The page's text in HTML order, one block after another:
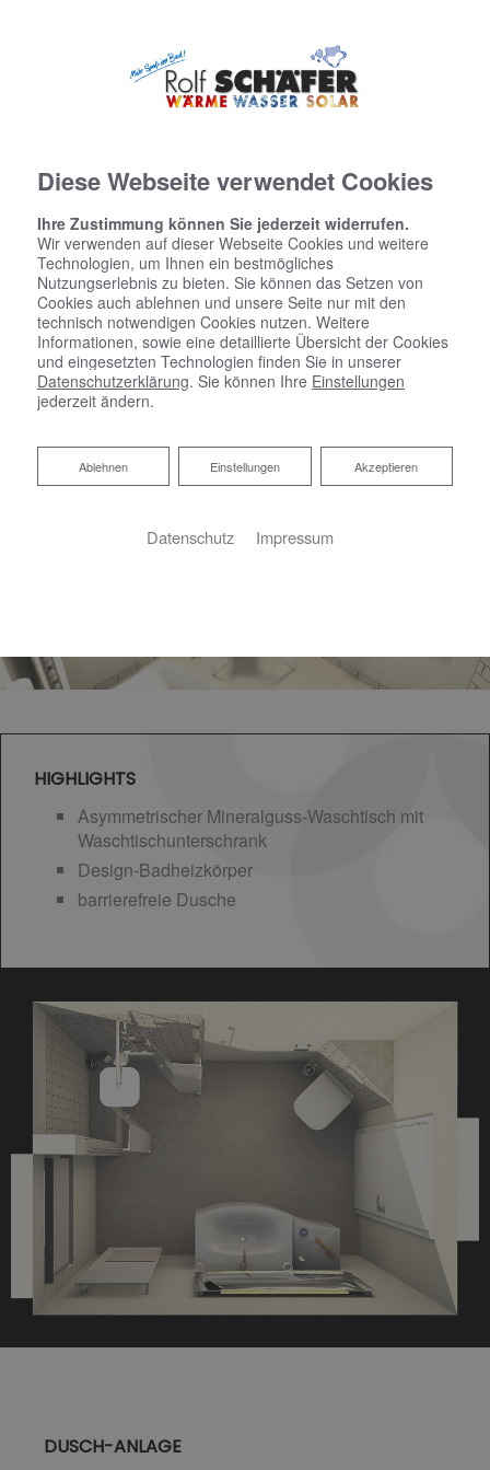
Startseite»Bad»Badinspiration & Musterbäder» Komfort-Bad 4,6 ㎡
Komfort-Bad 4,6 ㎡
HIGHLIGHTS
Asymmetrischer Mineralguss-Waschtisch mit
Waschtischunterschrank
Design-Badheizkörper
barrierefreie Dusche
DUSCH-ANLAGE
Diese Webseite verwendet Cookies
Ihre Zustimmung können Sie jederzeit widerrufen.
Wir verwenden auf dieser Webseite Cookies und weitere
Technologien, um Ihnen ein bestmögliches
Nutzungserlebnis zu bieten. Sie können das Setzen von
Cookies auch ablehnen und unsere Seite nur mit den
technisch notwendigen Cookies nutzen. Weitere
Informationen, sowie eine detaillierte Übersicht der Cookies
und eingesetzten Technologien finden Sie in unserer
Datenschutzerklärung. Sie können Ihre Einstellungen
jederzeit ändern.
Akzeptieren
Einstellungen
Ablehnen
Ablehnen
Datenschutz Impressum